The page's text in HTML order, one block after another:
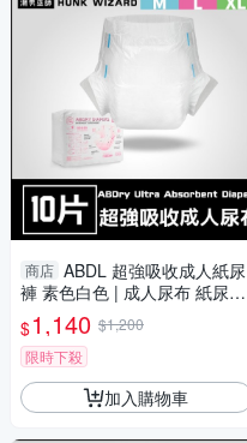
商店 ABDL 超強吸收成人紙尿
褲 素色白色 | 成人尿布 紙尿布
LittleForBig ABDry
$1,140 $1,200
限時下殺
加入購物車